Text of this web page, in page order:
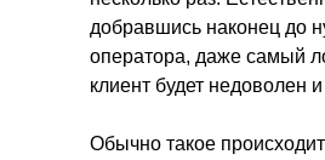
добравшись наконец до
оператора, даже самый
клиент будет недоволен
Обычно такое происходит